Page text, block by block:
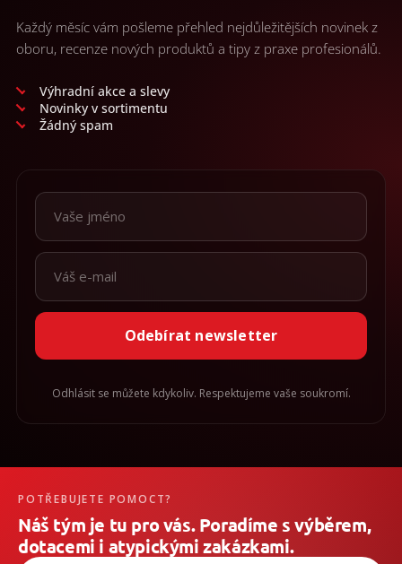
Každý měsíc vám pošleme přehled nejdůležitějších novinek z
oboru, recenze nových produktů a tipy z praxe profesionálů.
Výhradní akce a slevy
Novinky v sortimentu
Žádný spam
Odebírat newsletter
Odhlásit se můžete kdykoliv. Respektujeme vaše soukromí.
POTŘEBUJETE POMOCT?
Náš tým je tu pro vás. Poradíme s výběrem,
dotacemi i atypickými zakázkami.